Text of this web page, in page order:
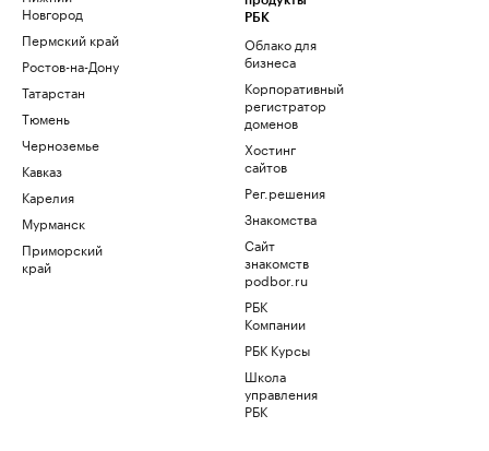
Новгород
Пермский край
Ростов-на-Дону
Татарстан
Тюмень
Черноземье
Кавказ
Карелия
Мурманск
Приморский
край
РБК
Облако для
бизнеса
Корпоративный
регистратор
доменов
Хостинг
сайтов
Рег.решения
Знакомства
Сайт
знакомств
podbor.ru
РБК
Компании
РБК Курсы
Школа
управления
РБК